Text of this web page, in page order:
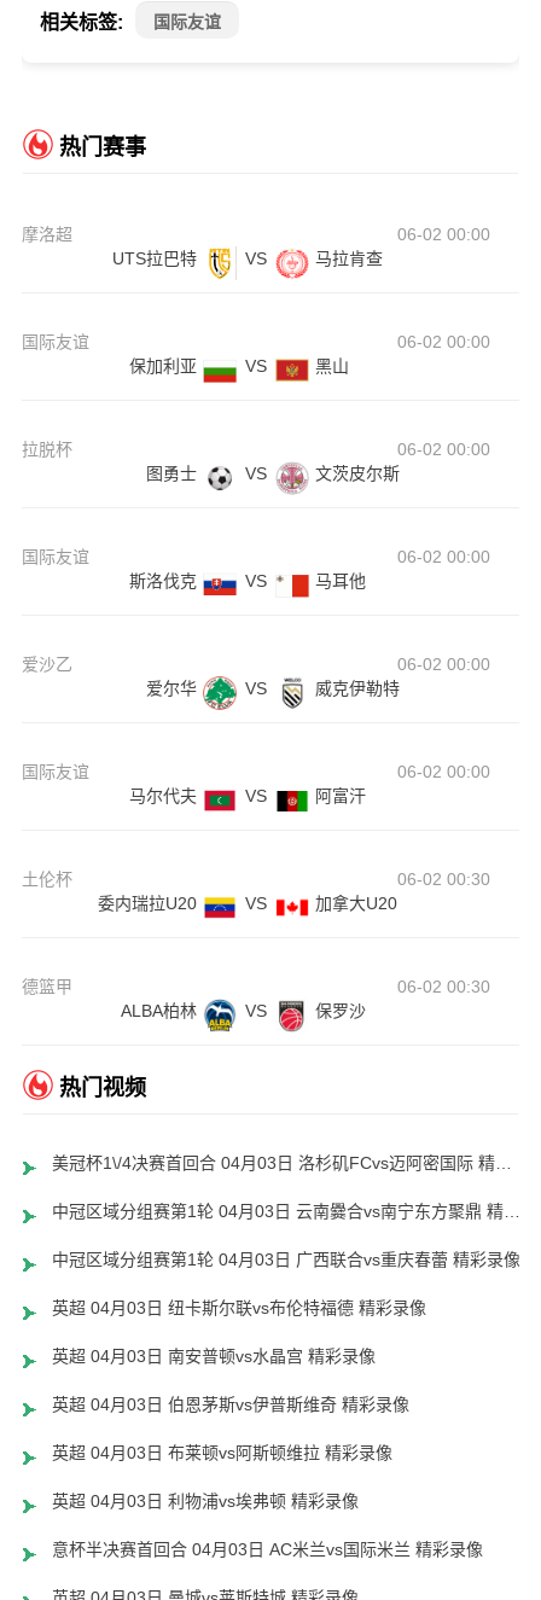
相关标签: 国际友谊
热门赛事
摩洛超
06-02 00:00
UTS拉巴特
VS 马拉肯查
国际友谊
06-02 00:00
保加利亚
VS 黑山
拉脱杯
06-02 00:00
图勇士
VS 文茨皮尔斯
国际友谊
06-02 00:00
斯洛伐克
VS 马耳他
爱沙乙
06-02 00:00
爱尔华
VS 威克伊勒特
国际友谊
06-02 00:00
马尔代夫
VS 阿富汗
土伦杯
06-02 00:30
委内瑞拉U20
VS 加拿大U20
德篮甲
06-02 00:30
ALBA柏林
VS 保罗沙
热门视频
美冠杯1\/4决赛首回合 04月03日 洛杉矶FCvs迈阿密国际 精彩录像
中冠区域分组赛第1轮 04月03日 云南爨合vs南宁东方聚鼎 精彩录像
中冠区域分组赛第1轮 04月03日 广西联合vs重庆春蕾 精彩录像
英超 04月03日 纽卡斯尔联vs布伦特福德 精彩录像
英超 04月03日 南安普顿vs水晶宫 精彩录像
英超 04月03日 伯恩茅斯vs伊普斯维奇 精彩录像
英超 04月03日 布莱顿vs阿斯顿维拉 精彩录像
英超 04月03日 利物浦vs埃弗顿 精彩录像
意杯半决赛首回合 04月03日 AC米兰vs国际米兰 精彩录像